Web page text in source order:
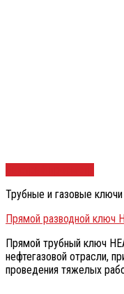
Трубные и газовые ключи
Прямой разводной ключ
Прямой трубный ключ
нефтегазовой отрасли,
проведения тяжелых